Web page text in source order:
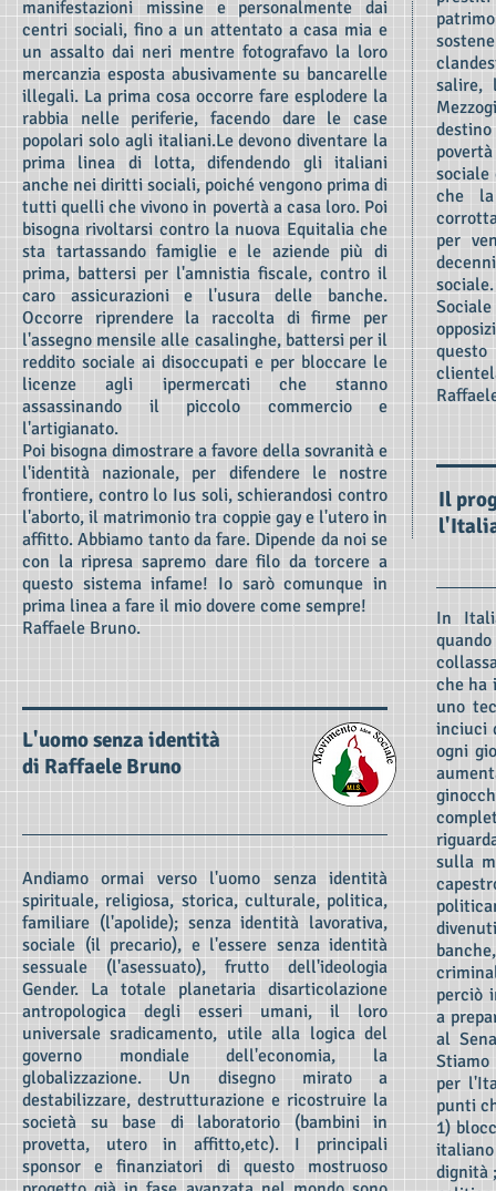
manifestazioni missine e personalmente dai
centri sociali, fino a un attentato a casa mia e
un assalto dai neri mentre fotografavo la loro
mercanzia esposta abusivamente su bancarelle
illegali. La prima cosa occorre fare esplodere la
rabbia nelle periferie, facendo dare le case
popolari solo agli italiani.Le devono diventare la
prima linea di lotta, difendendo gli italiani
anche nei diritti sociali, poiché vengono prima di
tutti quelli che vivono in povertà a casa loro. Poi
bisogna rivoltarsi contro la nuova Equitalia che
sta tartassando famiglie e le aziende più di
prima, battersi per l'amnistia fiscale, contro il
caro assicurazioni e l'usura delle banche.
Occorre riprendere la raccolta di firme per
l'assegno mensile alle casalinghe, battersi per il
reddito sociale ai disoccupati e per bloccare le
licenze agli ipermercati che stanno
assassinando il piccolo commercio e
l'artigianato.
Poi bisogna dimostrare a favore della sovranità e
l'identità nazionale, per difendere le nostre
frontiere, contro lo Ius soli, schierandosi contro
l'aborto, il matrimonio tra coppie gay e l'utero in
affitto. Abbiamo tanto da fare. Dipende da noi se
con la ripresa sapremo dare filo da torcere a
questo sistema infame! Io sarò comunque in
prima linea a fare il mio dovere come sempre!
Raffaele Bruno.
Andiamo ormai verso l'uomo senza identità
spirituale, religiosa, storica, culturale, politica,
familiare (l'apolide); senza identità lavorativa,
sociale (il precario), e l'essere senza identità
sessuale (l'asessuato), frutto dell'ideologia
Gender. La totale planetaria disarticolazione
antropologica degli esseri umani, il loro
universale sradicamento, utile alla logica del
governo mondiale dell'economia, la
globalizzazione. Un disegno mirato a
destabilizzare, destrutturazione e ricostruire la
società su base di laboratorio (bambini in
provetta, utero in affitto,etc). I principali
sponsor e finanziatori di questo mostruoso
In
che ha
uno
inciuci
ogni
sulla
perciò
a
al
Stiamo
per
punti
1)
dignità
salire,
sociale
che la
per
L'uomo senza identità
di Raffaele Bruno
Il